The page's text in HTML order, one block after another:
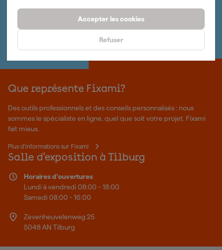
Accepter les cookies
Refuser
Nous sommes heureux de vous aider
Nous nous ferons un plaisir de vous aider. Contactez l'un
Que représente Fixami?
Des outils professionnels et des conseils personnalisés : nous
sommes le spécialiste en ligne, quel que soit votre projet. Fixami
fait mieux.
Plus d'informations sur Fixami
Salle d'exposition à Tilburg
Horaires d'ouvertures
Lundi à vendredi 08:00 - 18:00
Samedi 08:00 - 16:00
Zevenheuvelenweg 25
5048 AN Tilburg